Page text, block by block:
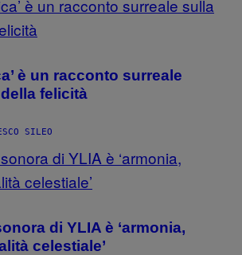
è un racconto surreale
felicità
SILEO
di YLIA è ‘armonia,
celestiale’